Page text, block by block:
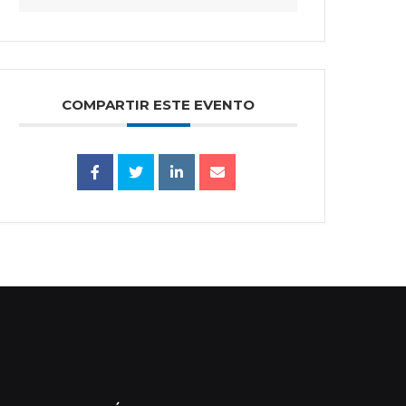
COMPARTIR ESTE EVENTO